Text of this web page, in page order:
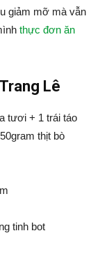
giảm mỡ mà vẫn
thực đơn ăn
Lê
tươi + 1 trái táo
thịt bò